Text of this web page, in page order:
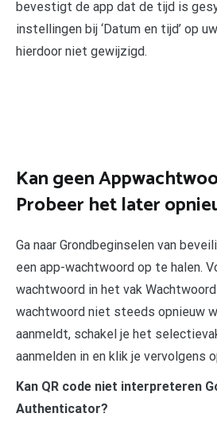
bevestigt de app dat de tijd is
instellingen bij ‘Datum en tijd’ op
hierdoor niet gewijzigd.
Kan geen
Probeer het later
Ga naar Grondbeginselen van
een app-wachtwoord op te halen.
wachtwoord in het vak
wachtwoord niet steeds opnieuw
aanmeldt, schakel je het
aanmelden in en klik je vervolgens
Kan QR code niet interpreteren
Authenticator?